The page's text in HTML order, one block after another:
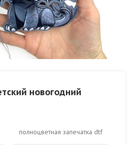
новогодний
полноцветная запечатка dtf